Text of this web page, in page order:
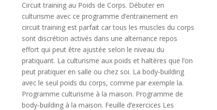
Circuit training au Poids de Corps. Débuter en
culturisme avec ce programme d’entrainement en
circuit training est parfait car tous les muscles du corps
sont discrétion activés dans une alternance repos
effort qui peut être ajustée selon le niveau du
pratiquant. La culturisme aux poids et haltères que l’on
peut pratiquer en salle ou chez soi. La body-building
avec le seul poids du corps, comme par exemple la.
Programme culturisme à la maison. Programme de
body-building à la maison. Feuille d’exercices Les